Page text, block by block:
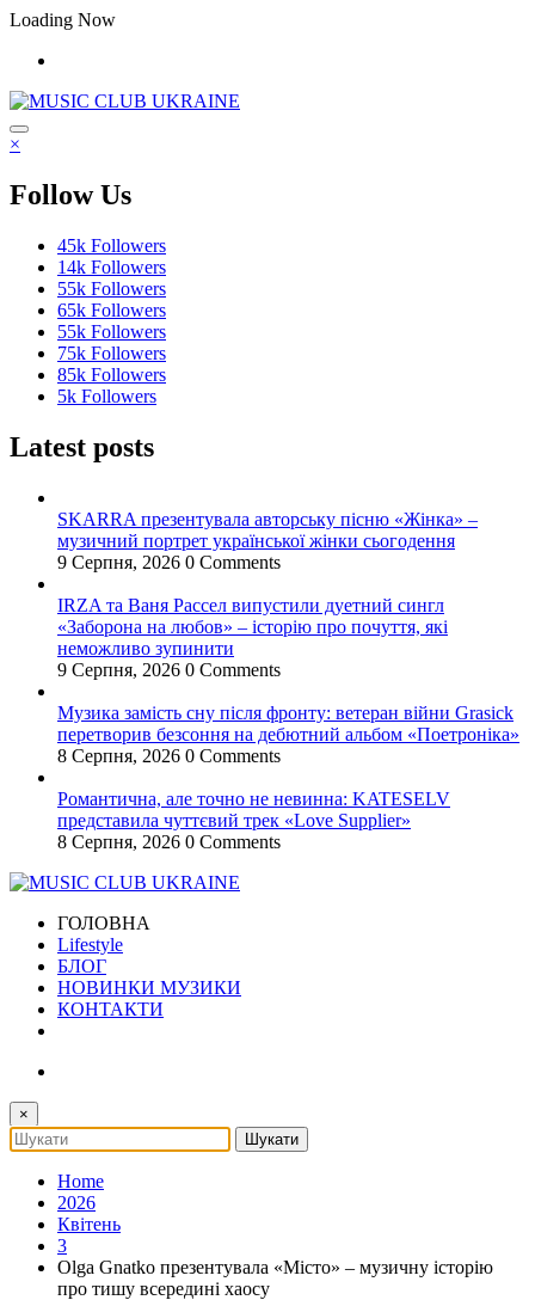
Перейти
контенту
Loading Now
×
Follow Us
45k Followers
14k Followers
55k Followers
65k Followers
55k Followers
75k Followers
85k Followers
5k Followers
Latest posts
SKARRA презентувала авторську пісню «Жінка» –
музичний портрет української жінки сьогодення
9 Серпня, 2026 0 Comments
IRZA та Ваня Рассел випустили дуетний сингл
«Заборона на любов» – історію про почуття, які
неможливо зупинити
9 Серпня, 2026 0 Comments
Музика замість сну після фронту: ветеран війни Grasick
перетворив безсоння на дебютний альбом «Поетроніка»
8 Серпня, 2026 0 Comments
Романтична, але точно не невинна: KATESELV
представила чуттєвий трек «Love Supplier»
8 Серпня, 2026 0 Comments
ГОЛОВНА
Lifestyle
БЛОГ
НОВИНКИ МУЗИКИ
КОНТАКТИ
×
Home
2026
Квітень
3
Olga Gnatko презентувала «Місто» – музичну історію
про тишу всередині хаосу